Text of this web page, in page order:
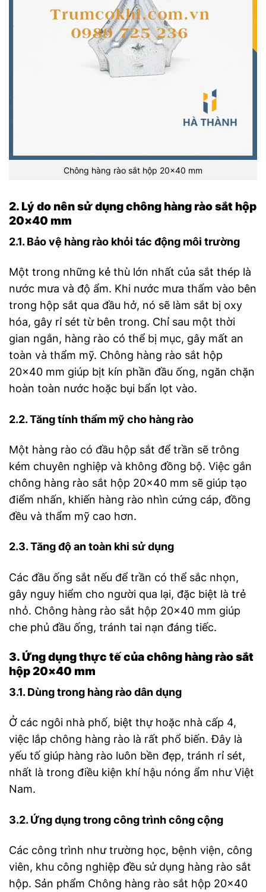
Chông hàng rào sắt hộp 20×40 mm
2. Lý do nên sử dụng chông hàng rào sắt hộp
20×40 mm
2.1. Bảo vệ hàng rào khỏi tác động môi trường
Một trong những kẻ thù lớn nhất của sắt thép là
nước mưa và độ ẩm. Khi nước mưa thấm vào bên
trong hộp sắt qua đầu hở, nó sẽ làm sắt bị oxy
hóa, gây rỉ sét từ bên trong. Chỉ sau một thời
gian ngắn, hàng rào có thể bị mục, gây mất an
toàn và thẩm mỹ. Chông hàng rào sắt hộp
20×40 mm giúp bịt kín phần đầu ống, ngăn chặn
hoàn toàn nước hoặc bụi bẩn lọt vào.
2.2. Tăng tính thẩm mỹ cho hàng rào
Một hàng rào có đầu hộp sắt để trần sẽ trông
kém chuyên nghiệp và không đồng bộ. Việc gắn
chông hàng rào sắt hộp 20×40 mm sẽ giúp tạo
điểm nhấn, khiến hàng rào nhìn cứng cáp, đồng
đều và thẩm mỹ cao hơn.
2.3. Tăng độ an toàn khi sử dụng
Các đầu ống sắt nếu để trần có thể sắc nhọn,
gây nguy hiểm cho người qua lại, đặc biệt là trẻ
nhỏ. Chông hàng rào sắt hộp 20×40 mm giúp
che phủ đầu ống, tránh tai nạn đáng tiếc.
3. Ứng dụng thực tế của chông hàng rào sắt
hộp 20×40 mm
3.1. Dùng trong hàng rào dân dụng
Ở các ngôi nhà phố, biệt thự hoặc nhà cấp 4,
việc lắp chông hàng rào là rất phổ biến. Đây là
yếu tố giúp hàng rào luôn bền đẹp, tránh rỉ sét,
nhất là trong điều kiện khí hậu nóng ẩm như Việt
Nam.
3.2. Ứng dụng trong công trình công cộng
Các công trình như trường học, bệnh viện, công
viên, khu công nghiệp đều sử dụng hàng rào sắt
hộp. Sản phẩm Chông hàng rào sắt hộp 20×40